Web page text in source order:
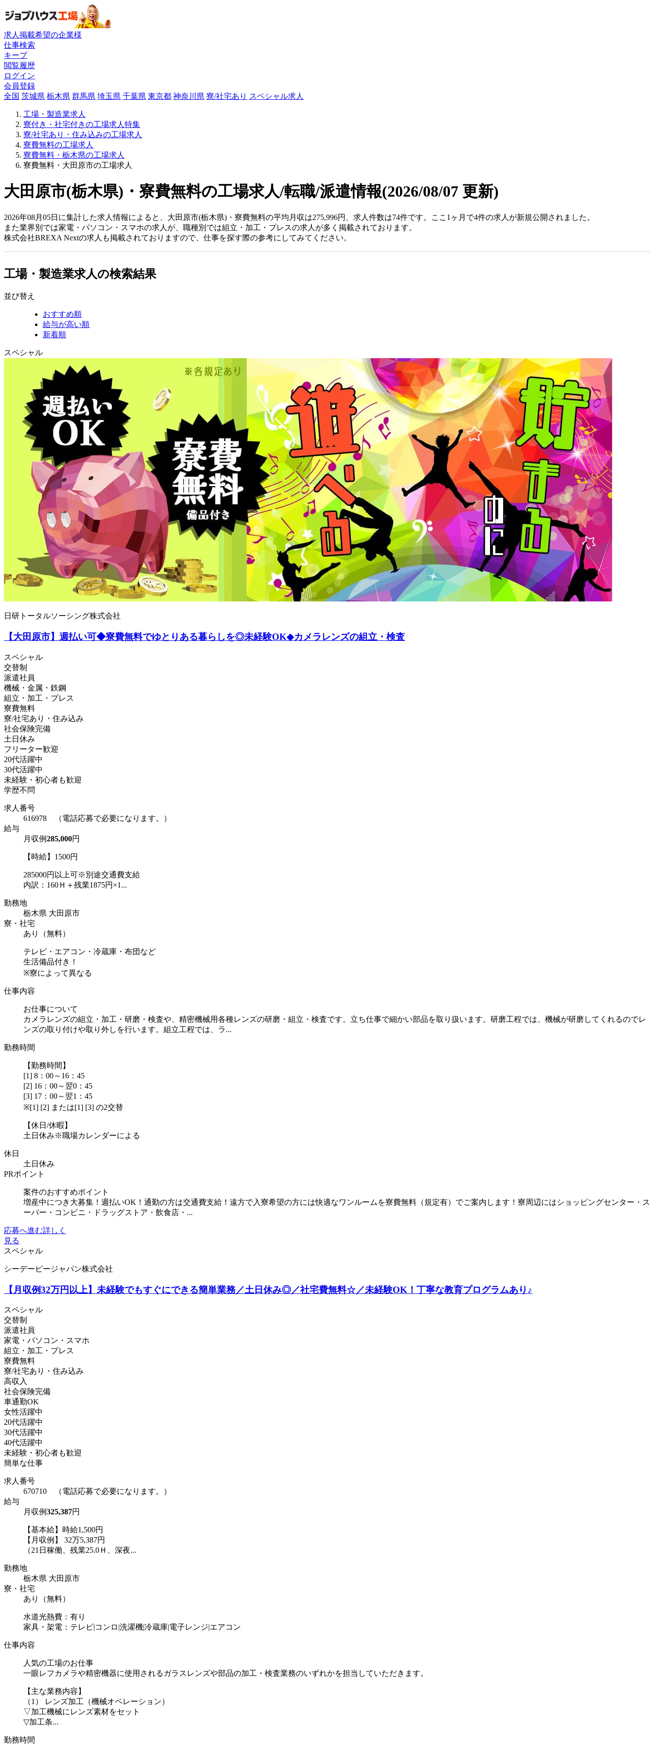
求人掲載希望の企業様
仕事検索
キープ
閲覧履歴
ログイン
会員登録
全国 茨城県 栃木県 群馬県 埼玉県 千葉県 東京都 神奈川県 寮/社宅あり スペシャル求人
工場・製造業求人
寮付き・社宅付きの工場求人特集
寮/社宅あり・住み込みの工場求人
寮費無料の工場求人
寮費無料・栃木県の工場求人
寮費無料・大田原市の工場求人
大田原市(栃木県)・寮費無料の工場求人/転職/派遣情報(2026/08/07 更新)
2026年08月05日に集計した求人情報によると、大田原市(栃木県)・寮費無料の平均月収は275,996円、求人件数は74件です。ここ1ヶ月で4件の求人が新規公開されました。
また業界別では家電・パソコン・スマホの求人が、職種別では組立・加工・プレスの求人が多く掲載されております。
株式会社BREXA Nextの求人も掲載されておりますので、仕事を探す際の参考にしてみてください。
工場・製造業求人の検索結果
並び替え
おすすめ順
給与が高い順
新着順
スペシャル
日研トータルソーシング株式会社
【大田原市】週払い可◆寮費無料でゆとりある暮らしを◎未経験OK◆カメラレンズの組立・検査
スペシャル
交替制
派遣社員
機械・金属・鉄鋼
組立・加工・プレス
寮費無料
寮/社宅あり・住み込み
社会保険完備
土日休み
フリーター歓迎
20代活躍中
30代活躍中
未経験・初心者も歓迎
学歴不問
求人番号
616978 （電話応募で必要になります。）
給与
月収例285,000円
【時給】1500円
285000円以上可※別途交通費支給
内訳：160Ｈ＋残業1875円×1...
勤務地
栃木県 大田原市
寮・社宅
あり（無料）
テレビ・エアコン・冷蔵庫・布団など
生活備品付き！
※寮によって異なる
仕事内容
お仕事について
カメラレンズの組立・加工・研磨・検査や、精密機械用各種レンズの研磨・組立・検査です。立ち仕事で細かい部品を取り扱います。研磨工程では、機械が研磨してくれるのでレ
ンズの取り付けや取り外しを行います。組立工程では、ラ...
勤務時間
【勤務時間】
[1] 8：00～16：45
[2] 16：00～翌0：45
[3] 17：00～翌1：45
※[1] [2] または[1] [3] の2交替
【休日/休暇】
土日休み※職場カレンダーによる
休日
土日休み
PRポイント
案件のおすすめポイント
増産中につき大募集！週払いOK！通勤の方は交通費支給！遠方で入寮希望の方には快適なワンルームを寮費無料（規定有）でご案内します！寮周辺にはショッピングセンター・ス
ーパー・コンビニ・ドラッグストア・飲食店・...
応募へ進む詳しく
見る
スペシャル
シーデーピージャパン株式会社
【月収例32万円以上】未経験でもすぐにできる簡単業務／土日休み◎／社宅費無料☆／未経験OK！丁寧な教育プログラムあり♪
スペシャル
交替制
派遣社員
家電・パソコン・スマホ
組立・加工・プレス
寮費無料
寮/社宅あり・住み込み
高収入
社会保険完備
車通勤OK
女性活躍中
20代活躍中
30代活躍中
40代活躍中
未経験・初心者も歓迎
簡単な仕事
求人番号
670710 （電話応募で必要になります。）
給与
月収例325,387円
【基本給】時給1,500円
【月収例】 32万5,387円
（21日稼働、残業25.0Ｈ、深夜...
勤務地
栃木県 大田原市
寮・社宅
あり（無料）
水道光熱費：有り
家具・架電：テレビ|コンロ|洗濯機|冷蔵庫|電子レンジ|エアコン
仕事内容
人気の工場のお仕事
一眼レフカメラや精密機器に使用されるガラスレンズや部品の加工・検査業務のいずれかを担当していただきます。
【主な業務内容】
（1） レンズ加工（機械オペレーション）
▽加工機械にレンズ素材をセット
▽加工条...
勤務時間